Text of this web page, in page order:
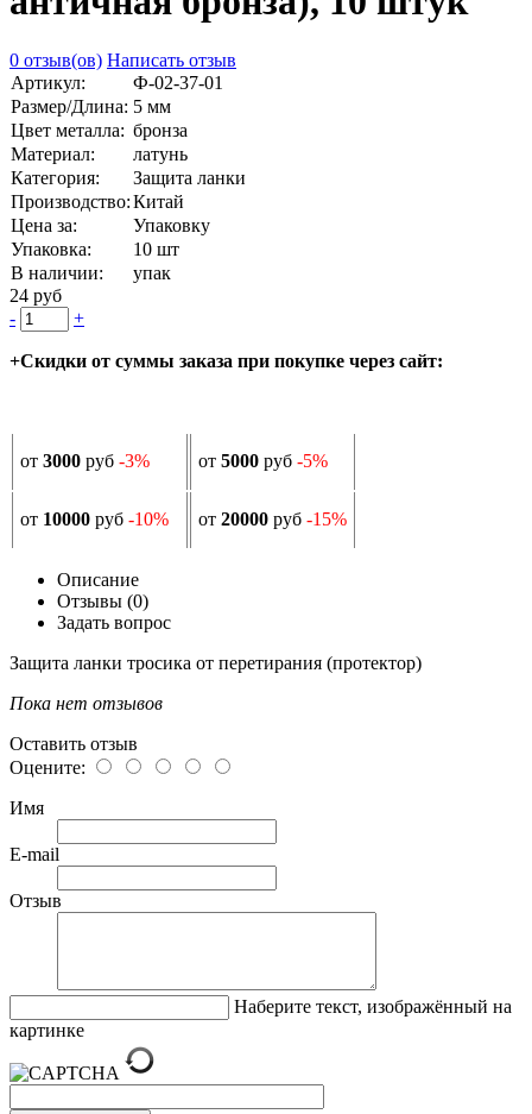
0 отзыв(ов) Написать отзыв
Артикул:
Ф-02-37-01
Размер/Длина: 5 мм
Цвет металла: бронза
Материал:
латунь
Категория:
Защита ланки
Производство:Китай
Цена за:
Упаковку
Упаковка:
10 шт
В наличии:
упак
24 руб
-
+
+Скидки от суммы заказа при покупке через сайт:
от 3000 руб -3% от 5000 руб -5%
от 10000 руб -10% от 20000 руб -15%
Описание
Отзывы (0)
Задать вопрос
Защита ланки тросика от перетирания (протектор)
Пока нет отзывов
Оставить отзыв
Оцените:
Имя
E-mail
Отзыв
Наберите текст, изображённый на
картинке